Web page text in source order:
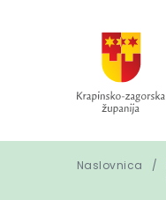
Naslovnica